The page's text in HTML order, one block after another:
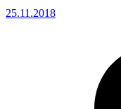
25.11.2018